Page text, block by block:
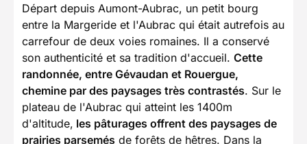
Départ depuis Aumont-Aubrac, un petit bourg
entre la Margeride et l'Aubrac qui était autrefois au
carrefour de deux voies romaines. Il a conservé
son authenticité et sa tradition d'accueil. Cette
randonnée, entre Gévaudan et Rouergue,
chemine par des paysages très contrastés. Sur le
plateau de l'Aubrac qui atteint les 1400m
d'altitude, les pâturages offrent des paysages de
prairies parsemés de forêts de hêtres. Dans la